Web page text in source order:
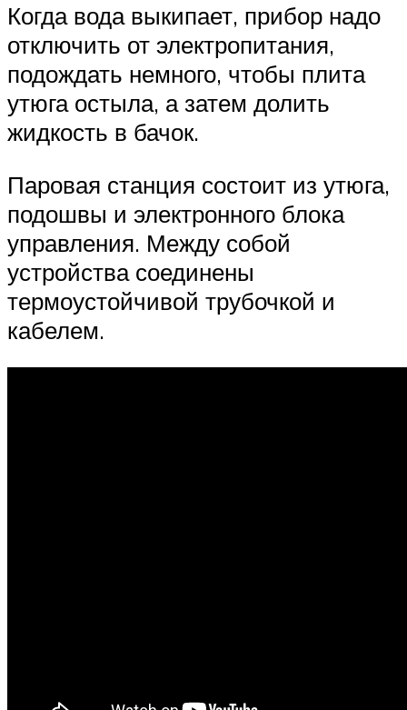
Когда вода выкипает, прибор надо
отключить от электропитания,
подождать немного, чтобы плита
утюга остыла, а затем долить
жидкость в бачок.
Паровая станция состоит из утюга,
подошвы и электронного блока
управления. Между собой
устройства соединены
термоустойчивой трубочкой и
кабелем.